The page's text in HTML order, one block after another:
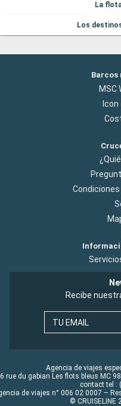
La
Los
Barcos
MSC
Recibe
TU EMAIL
Agencia de viajes
rue du gabian Les flots bleus MC
contact tel :
de viajes n° 006 02 0007 –
© CRUISELINE